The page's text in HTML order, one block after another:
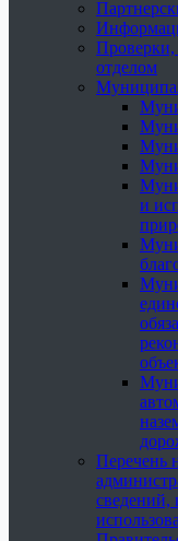
Проверки,
отделом
и
Перечень
сведений,